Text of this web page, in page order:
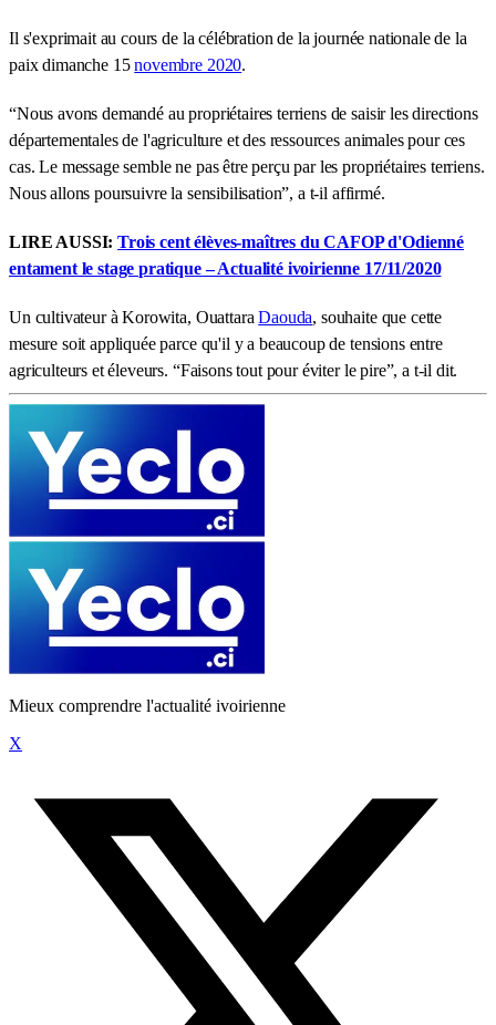
Il s'exprimait au cours de la célébration de la journée nationale de la
paix dimanche 15novembre 2020.
“Nous avons demandé au propriétaires terriens de saisir les directions
départementales de l'agriculture et des ressources animales pour ces
cas. Le message semble ne pas être perçu par les propriétaires terriens.
Nous allons poursuivre la sensibilisation”, a t-il affirmé.
LIRE AUSSI:Trois cent élèves-maîtres du CAFOP d'Odienné
entament le stage pratique – Actualité ivoirienne 17/11/2020
Un cultivateur à Korowita, OuattaraDaouda, souhaite que cette
mesure soit appliquée parce qu'il y a beaucoup de tensions entre
agriculteurs et éleveurs. “Faisons tout pour éviter le pire”, a t-il dit.
Mieux comprendre l'actualité ivoirienne
X